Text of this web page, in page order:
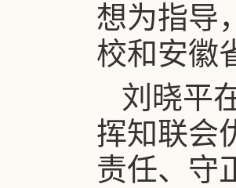
想为指导
校和安徽
刘晓平
挥知联会
责任、守